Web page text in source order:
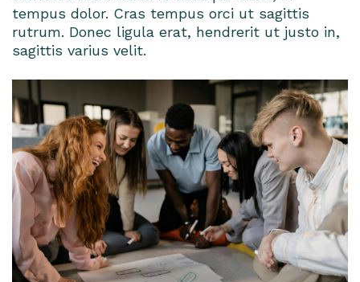
tempus dolor. Cras tempus orci ut sagittis
rutrum. Donec ligula erat, hendrerit ut justo in,
sagittis varius velit.